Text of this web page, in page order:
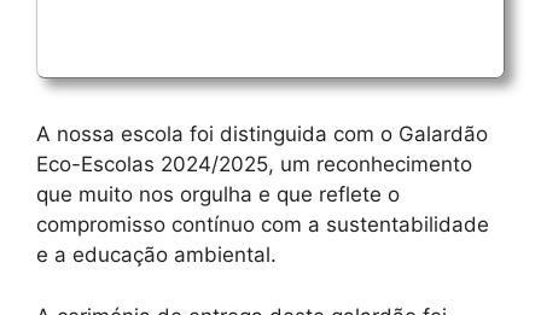
A nossa escola foi distinguida com o Galardão
Eco-Escolas 2024/2025, um reconhecimento
que muito nos orgulha e que reflete o
compromisso contínuo com a sustentabilidade
e a educação ambiental.